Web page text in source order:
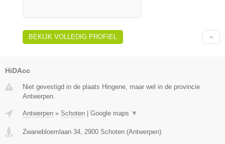
BEKIJK VOLLEDIG PROFIEL
HiDAcc
Niet gevestigd in de plaats Hingene, maar wel in de provincie
Antwerpen.
Antwerpen » Schoten Google maps ▼
Zwanebloemlaan 34, 2900 Schoten (Antwerpen)